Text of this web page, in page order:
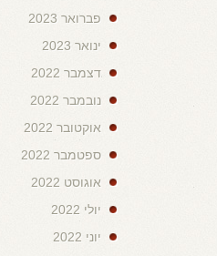
פברואר 2023
ינואר 2023
דצמבר 2022
נובמבר 2022
אוקטובר 2022
ספטמבר 2022
אוגוסט 2022
יולי 2022
יוני 2022